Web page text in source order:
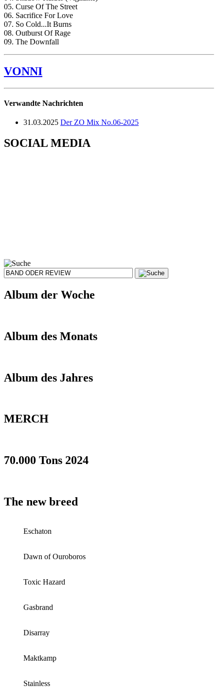
05. Curse Of The Street
06. Sacrifice For Love
07. So Cold...It Burns
08. Outburst Of Rage
09. The Downfall
VONNI
Verwandte Nachrichten
31.03.2025 Der ZO Mix No.06-2025
SOCIAL MEDIA
Album der Woche
Album des Monats
Album des Jahres
MERCH
70.000 Tons 2024
The new breed
Eschaton
Dawn of Ouroboros
Toxic Hazard
Gasbrand
Disarray
Maktkamp
Stainless